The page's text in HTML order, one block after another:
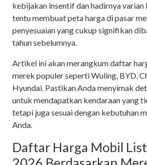
kebijakan insentif dan hadirnya varian
tentu membuat peta harga di pasar
penyesuaian yang cukup signifikan
tahun sebelumnya.
Artikel ini akan merangkum daftar
merek populer seperti Wuling, BYD,
Hyundai. Pastikan Anda menyimak
untuk mendapatkan kendaraan yang
tetapi juga sesuai dengan kebutuhan
Anda.
Daftar Harga Mobil